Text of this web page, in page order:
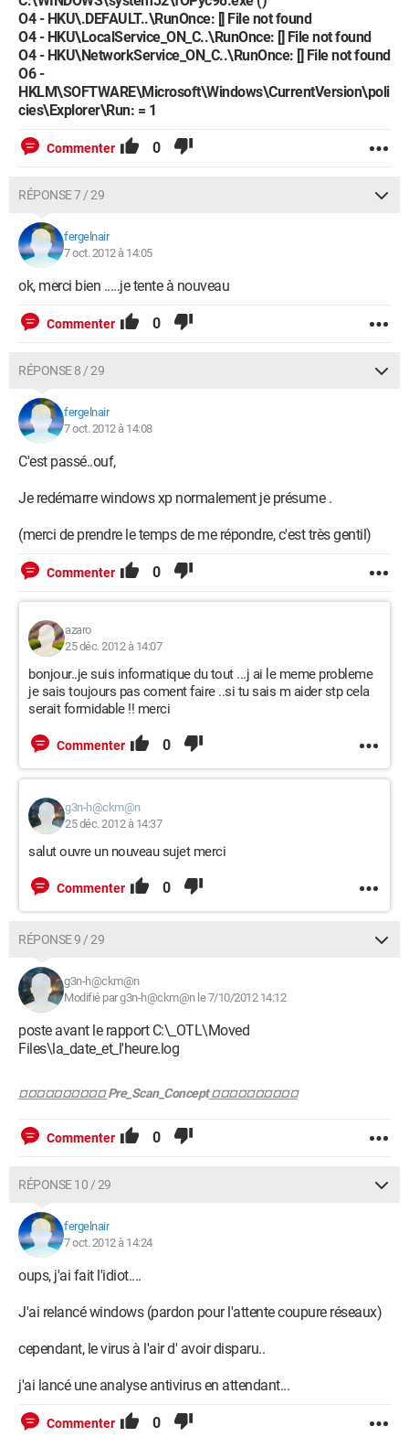
O4 - HKU\.DEFAULT..\RunOnce: [] File not found
O4 - HKU\LocalService_ON_C..\RunOnce: [] File not found
O4 - HKU\NetworkService_ON_C..\RunOnce: [] File not found
O6 -
HKLM\SOFTWARE\Microsoft\Windows\CurrentVersion\poli
cies\Explorer\Run: = 1
Commenter 0
RÉPONSE 7 / 29
fergelnair
7 oct. 2012 à 14:05
ok, merci bien .....je tente à nouveau
Commenter 0
RÉPONSE 8 / 29
fergelnair
7 oct. 2012 à 14:08
C'est passé..ouf,
Je redémarre windows xp normalement je présume .
(merci de prendre le temps de me répondre, c'est très gentil)
Commenter 0
azaro
25 déc. 2012 à 14:07
bonjour..je suis informatique du tout ...j ai le meme probleme
je sais toujours pas coment faire ..si tu sais m aider stp cela
serait formidable !! merci
Commenter 0
g3n-h@ckm@n
25 déc. 2012 à 14:37
salut ouvre un nouveau sujet merci
Commenter 0
RÉPONSE 9 / 29
g3n-h@ckm@n
Modifié par g3n-h@ckm@n le 7/10/2012 14:12
poste avant le rapport C:\_OTL\Moved
Files\la_date_et_l'heure.log
¤¤¤¤¤¤¤¤¤¤Pre_Scan_Concept¤¤¤¤¤¤¤¤¤¤
Commenter 0
RÉPONSE 10 / 29
fergelnair
7 oct. 2012 à 14:24
oups, j'ai fait l'idiot....
J'ai relancé windows (pardon pour l'attente coupure réseaux)
cependant, le virus à l'air d' avoir disparu..
j'ai lancé une analyse antivirus en attendant...
Commenter 0